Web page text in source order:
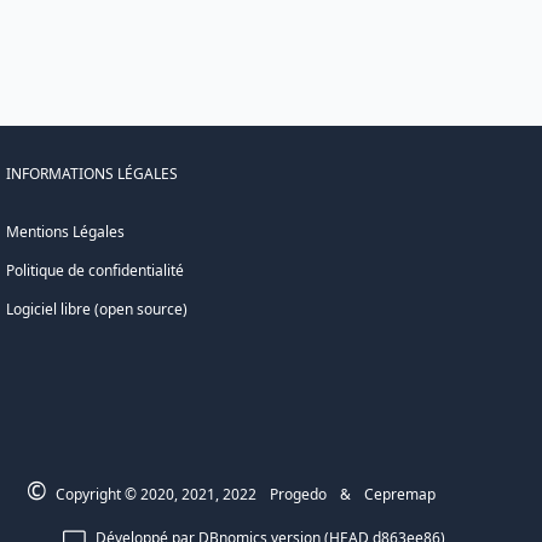
INFORMATIONS LÉGALES
Mentions Légales
Politique de confidentialité
Logiciel libre (open source)
© Copyright © 2020, 2021, 2022 Progedo & Cepremap